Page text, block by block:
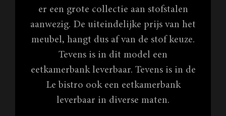
er een grote collectie aan stofstalen
aanwezig. De uiteindelijke prijs van het
meubel, hangt dus af van de stof keuze.
Tevens is in dit model een
eetkamerbank leverbaar. Tevens is in de
Le bistro ook een eetkamerbank
leverbaar in diverse maten.